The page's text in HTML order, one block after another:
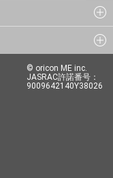
© oricon ME inc.
JASRAC許諾番号：
9009642140Y38026